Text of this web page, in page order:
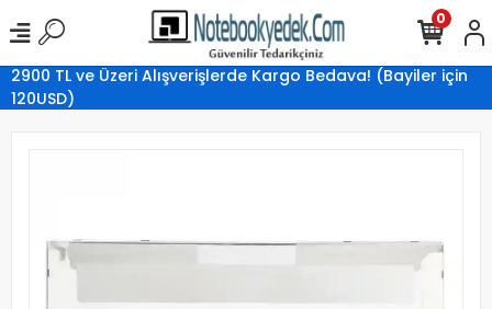
2900 TL ve Üzeri Alışverişlerde Kargo Bedava! (Bayiler için
120USD)
0